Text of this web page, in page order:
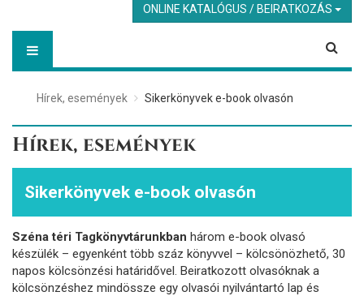
ONLINE KATALÓGUS / BEIRATKOZÁS
Hírek, események Sikerkönyvek e-book olvasón
Hírek, események
Sikerkönyvek e-book olvasón
Széna téri Tagkönyvtárunkban három e-book olvasó
készülék – egyenként több száz könyvvel – kölcsönözhető, 30
napos kölcsönzési határidővel. Beiratkozott olvasóknak a
kölcsönzéshez mindössze egy olvasói nyilvántartó lap és